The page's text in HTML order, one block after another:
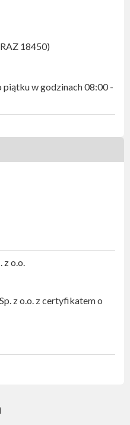
18450)
piątku w godzinach 08:00 -
z o.o. z certyfikatem o